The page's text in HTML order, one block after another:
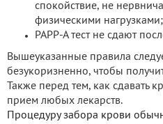
спокойствие, не
физическими нагрузками;
РАРР-А тест не сдают
Вышеуказанные правила
безукоризненно, чтобы
Также перед тем, как сдавать
прием любых лекарств.
Процедуру забора крови